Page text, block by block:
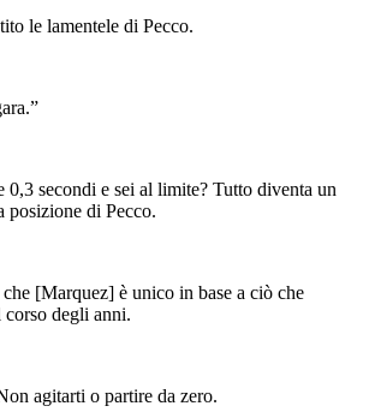
le lamentele di Pecco.
0,3 secondi e sei al limite? Tutto diventa un
posizione di Pecco.
[Marquez] è unico in base a ciò che
corso degli anni.
agitarti o partire da zero.